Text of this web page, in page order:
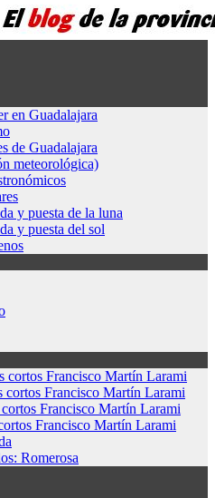
en Guadalajara
de Guadalajara
meteorológica)
y puesta de la luna
y puesta del sol
cortos Francisco Martín Larami
cortos Francisco Martín Larami
Francisco Martín Larami
Francisco Martín Larami
Romerosa